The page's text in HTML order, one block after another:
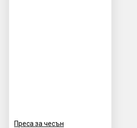
Преса за чесън